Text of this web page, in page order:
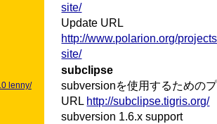
site/
Update URL
http://www.polarion.org/
site/
subclipse
subversionを使用するための
URL http://subclipse.tigris.org/
subversion 1.6.x support
lenny/